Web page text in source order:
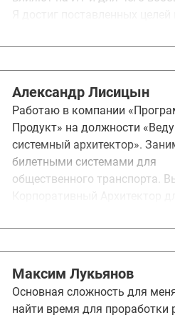
диссонанс: толи лыжи не
Александр Лисицын
Работаю в компании
Продукт» на должности
системный архитектор».
билетными системами для
общественного транспорта.
и выбора направления для
структурированного плана,
заинтересованные и
преподаватели. Курс дал понимание того,
Максим Лукьянов
Основная сложность для
найти время для проработки